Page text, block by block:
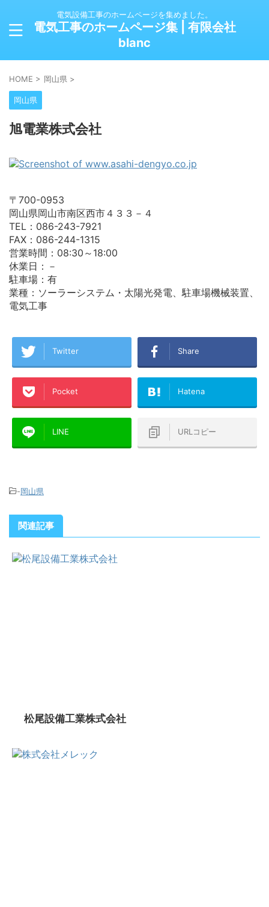
電気設備工事のホームページを集めました。
電気工事のホームページ集 | 有限会社
blanc
HOME > 岡山県 >
岡山県
旭電業株式会社
〒700-0953
岡山県岡山市南区西市４３３－４
TEL：086-243-7921
FAX：086-244-1315
営業時間：08:30～18:00
休業日：－
駐車場：有
業種：ソーラーシステム・太陽光発電、駐車場機械装置、
電気工事
Twitter Share
Pocket Hatena
LINE URLコピー
-岡山県
関連記事
松尾設備工業株式会社